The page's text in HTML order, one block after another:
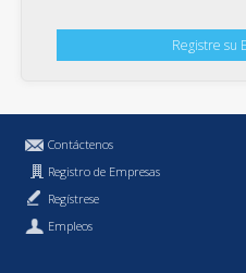
Registre su
Contáctenos
Registro de Empresas
Regístrese
Empleos